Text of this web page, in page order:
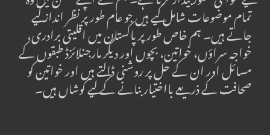
تمام موضوعات شامل کیے ہیں جو عام طور پر نظر انداز کیے
جاتے ہیں۔ ہم خاص طور پر پاکستان میں اقلیتی برادری،
خواجہ سراؤں، خواتین، بچوں اور دیگر مارجنلائزڈ طبقوں کے
مسائل اور ان کے حل پر روشنی ڈالتے ہیں اور خواتین کو
صحافت کے ذریعے بااختیار بنانے کے لیے کوشاں ہیں۔